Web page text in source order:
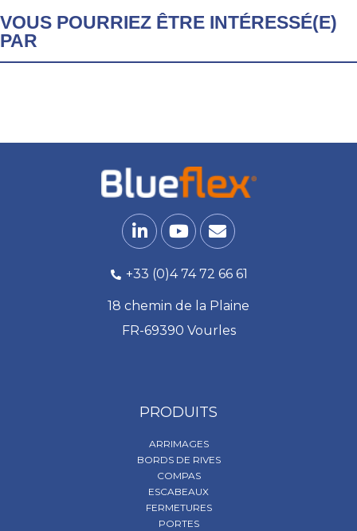
VOUS POURRIEZ ÊTRE INTÉRESSÉ(E)
PAR
+33 (0)4 74 72 66 61
18 chemin de la Plaine
FR-69390 Vourles
PRODUITS
ARRIMAGES
BORDS DE RIVES
COMPAS
ESCABEAUX
FERMETURES
PORTES